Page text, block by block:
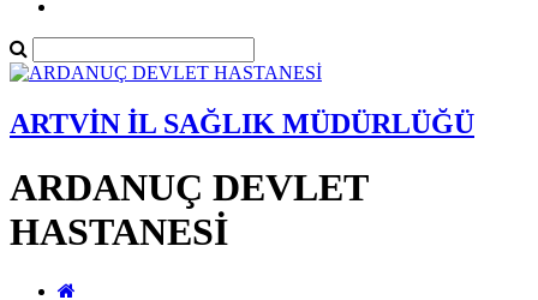
ARTVİN İL SAĞLIK MÜDÜRLÜĞÜ
ARDANUÇ DEVLET
HASTANESİ